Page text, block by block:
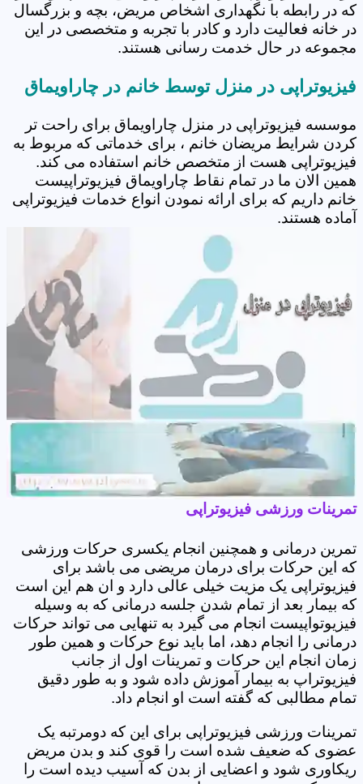
که در رابطه با نگهداری اشخاص مریض، بچه و بزرگسال
در خانه فعالیت دارد و کادر با تجربه و متخصصی در این
مجموعه در حال خدمت رسانی هستند.
فیزیوتراپی در منزل توسط خانم در چاراویماق
موسسه فیزیوتراپی در منزل چاراویماق برای راحت تر
کردن شرایط مریضان خانم ، برای خدماتی که مربوط به
فیزیوتراپی هست از متخصص خانم استفاده می کند.
همین الان ما در تمام نقاط چاراویماق فیزیوتراپیست
خانم داریم که برای ارائه نمودن انواع خدمات فیزیوتراپی
آماده هستند.
تمرینات ورزشی فیزیوتراپی
تمرین درمانی و همچنین انجام یکسری حرکات ورزشی
که این حرکات برای درمان مریضی می باشد برای
فیزیوتراپی یک مزیت خیلی عالی دارد و ان هم این است
که بیمار بعد از تمام شدن جلسه درمانی که به وسیله
فیزیوتواپیست انجام می گیرد به تنهایی می تواند حرکات
درمانی را انجام دهد، اما باید نوع حرکات و همین طور
زمان انجام این حرکات و تمرینات اول از جانب
فیزیوتراپ به بیمار آموزش داده شود و به طور دقیق
تمام مطالبی که گفته است او انجام داد.
تمرینات ورزشی فیزیوتراپی برای این که دومرتبه یک
عضوی که ضعیف شده است را قوی کند و بدن مریض
ریکاوری شود و اعضایی از بدن که آسیب دیده است را